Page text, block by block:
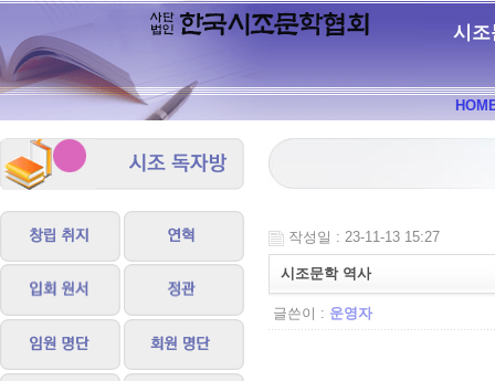
시조
작성일 : 23-11-13 15:27
시조문학 역사
글쓴이 : 운영자